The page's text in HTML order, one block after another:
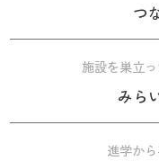
つ
施設を巣立
みら
進学か